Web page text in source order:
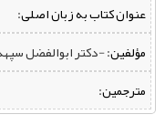
عنوان کتاب به زبان اصلی:
مؤلفین: -دکتر ابوالفضل
مترجمین: